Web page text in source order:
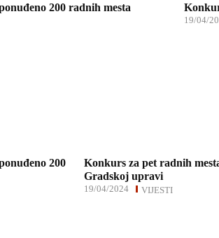
200 radnih mesta
19/04/
200
Konkurs za pet radnih
Gradskoj upravi
VIJESTI
19/04/2024